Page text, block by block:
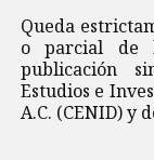
Queda
o parcial de
publicación
Estudios e
A.C. (CENID) y